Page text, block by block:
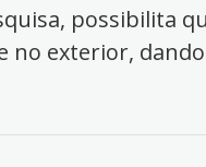
possibilita
no exterior,